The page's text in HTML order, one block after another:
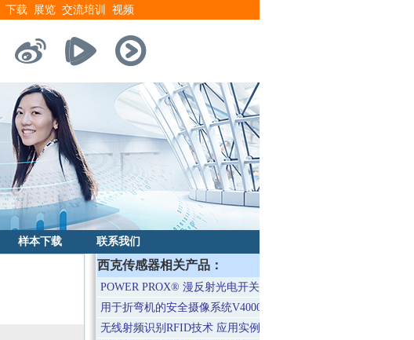
下载 展览 交流培训 视频
样本下载 联系我们
西克传感器相关产品：
POWER PROX® 漫反射光电开关
用于折弯机的安全摄像系统V4000
无线射频识别RFID技术 应用实例